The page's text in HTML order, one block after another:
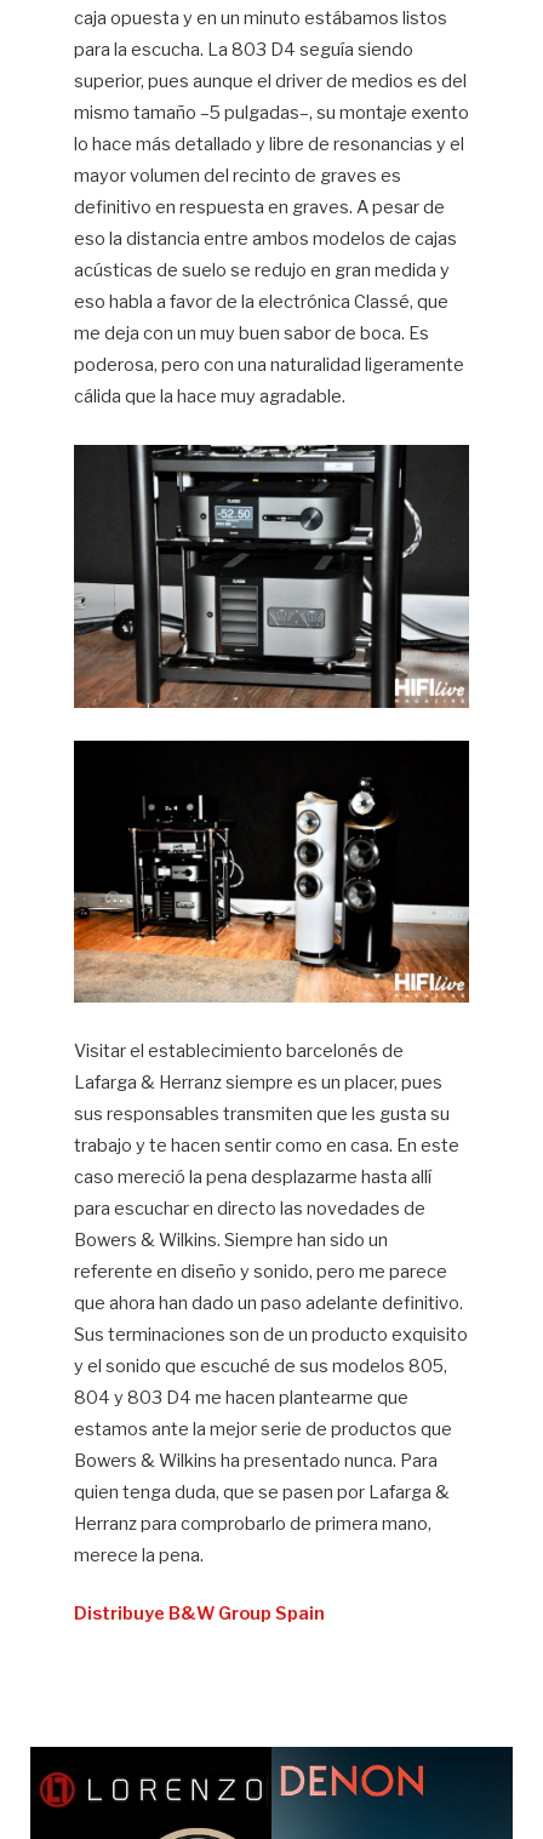
caja opuesta y en un minuto estábamos listos
para la escucha. La 803 D4 seguía siendo
superior, pues aunque el driver de medios es del
mismo tamaño –5 pulgadas–, su montaje exento
lo hace más detallado y libre de resonancias y el
mayor volumen del recinto de graves es
definitivo en respuesta en graves. A pesar de
eso la distancia entre ambos modelos de cajas
acústicas de suelo se redujo en gran medida y
eso habla a favor de la electrónica Classé, que
me deja con un muy buen sabor de boca. Es
poderosa, pero con una naturalidad ligeramente
cálida que la hace muy agradable.
Visitar el establecimiento barcelonés de
Lafarga & Herranz siempre es un placer, pues
sus responsables transmiten que les gusta su
trabajo y te hacen sentir como en casa. En este
caso mereció la pena desplazarme hasta allí
para escuchar en directo las novedades de
Bowers & Wilkins. Siempre han sido un
referente en diseño y sonido, pero me parece
que ahora han dado un paso adelante definitivo.
Sus terminaciones son de un producto exquisito
y el sonido que escuché de sus modelos 805,
804 y 803 D4 me hacen plantearme que
estamos ante la mejor serie de productos que
Bowers & Wilkins ha presentado nunca. Para
quien tenga duda, que se pasen por Lafarga &
Herranz para comprobarlo de primera mano,
merece la pena.
Distribuye B&W Group Spain